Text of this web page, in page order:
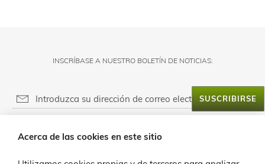
INSCRÍBASE A NUESTRO BOLETÍN DE NOTICIAS:
FINALIDAD:
LEGITIMACIÓN:
SUSCRIBIRSE
Acerca de las cookies en este sitio